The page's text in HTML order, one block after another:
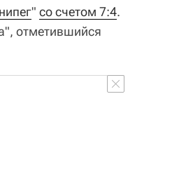
" со счетом 7:4.
отметившийся